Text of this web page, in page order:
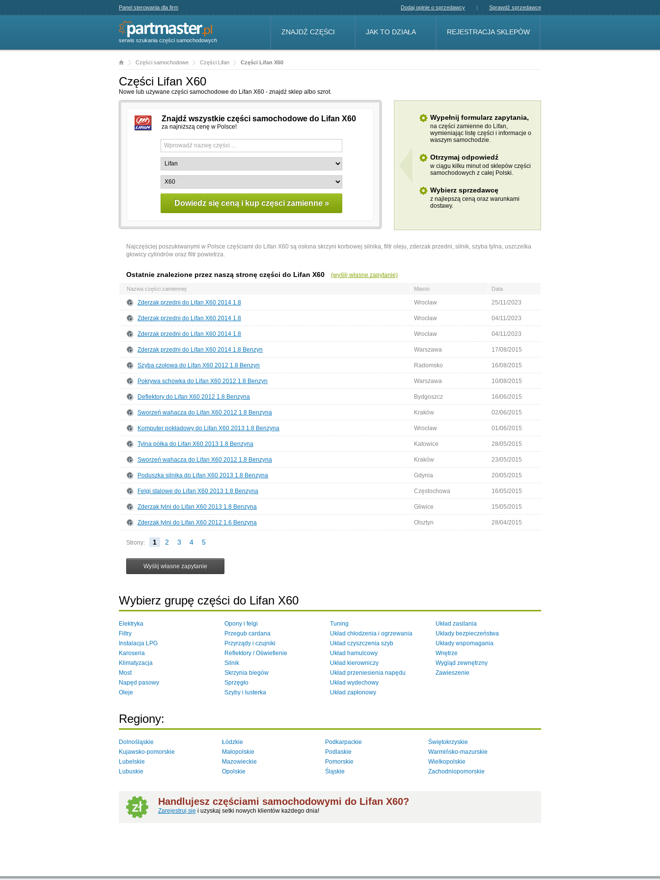
Panel sterowania dla firm Dodaj opinie o sprzedawcy Sprawdź sprzedawcę
serwis szukania części samochodowych
ZNAJDŹ CZĘŚCI JAK TO DZIAŁA REJESTRACJA SKLEPÓW
Części samochodowe Części Lifan Części Lifan X60
Części Lifan X60
Nowe lub używane części samochodowe do Lifan X60 - znajdź sklep albo szrot.
Znajdź wszystkie części samochodowe do Lifan X60
za najniższą cenę w Polsce!
Wypełnij formularz zapytania,
na części zamienne do Lifan,
wymieniając listę części i informacje o
waszym samochodzie.
Otrzymaj odpowiedź
w ciągu kilku minut od sklepów części
samochodowych z całej Polski.
Wybierz sprzedawcę
z najlepszą ceną oraz warunkami
dostawy.
Najczęściej poszukiwanymi w Polsce częściami do Lifan X60 są osłona skrzyni korbowej silnika, filtr oleju, zderzak przedni, silnik, szyba tylna, uszczelka
głowicy cylindrów oraz filtr powietrza.
Ostatnie znalezione przez naszą stronę części do Lifan X60 (wyślij własne zapytanie)
Nazwa części zamiennej Miasto Data
Zderzak przedni do Lifan X60 2014 1.8 Wrocław 25/11/2023
Zderzak przedni do Lifan X60 2014 1.8 Wrocław 04/11/2023
Zderzak przedni do Lifan X60 2014 1.8 Wrocław 04/11/2023
Zderzak przedni do Lifan X60 2014 1.8 Benzyn Warszawa 17/08/2015
Szyba czołowa do Lifan X60 2012 1.8 Benzyn Radomsko 16/08/2015
Pokrywa schowka do Lifan X60 2012 1.8 Benzyn Warszawa 10/08/2015
Deflektory do Lifan X60 2012 1.8 Benzyna Bydgoszcz 16/06/2015
Sworzeń wahacza do Lifan X60 2012 1.8 Benzyna Kraków 02/06/2015
Komputer pokładowy do Lifan X60 2013 1.8 Benzyna Wrocław 01/06/2015
Tylna półka do Lifan X60 2013 1.8 Benzyna Katowice 28/05/2015
Sworzeń wahacza do Lifan X60 2012 1.8 Benzyna Kraków 23/05/2015
Poduszka silnika do Lifan X60 2013 1.8 Benzyna Gdynia 20/05/2015
Felgi stalowe do Lifan X60 2013 1.8 Benzyna Częstochowa 16/05/2015
Zderzak tylni do Lifan X60 2013 1.8 Benzyna Gliwice 15/05/2015
Zderzak tylni do Lifan X60 2012 1.6 Benzyna Olsztyn 28/04/2015
Strony: 1 2 3 4 5
Wybierz grupę części do Lifan X60
Elektryka
Filtry
Instalacja LPG
Karoseria
Klimatyzacja
Most
Napęd pasowy
Oleje
Opony i felgi
Przegub cardana
Przyrządy i czujniki
Reflektory / Oświetlenie
Silnik
Skrzynia biegów
Sprzęgło
Szyby i lusterka
Tuning
Układ chłodzenia i ogrzewania
Układ czyszczenia szyb
Układ hamulcowy
Układ kierowniczy
Układ przeniesienia napędu
Układ wydechowy
Układ zapłonowy
Układ zasilania
Układy bezpieczeństwa
Układy wspomagania
Wnętrze
Wygląd zewnętrzny
Zawieszenie
Regiony:
Dolnośląskie
Kujawsko-pomorskie
Lubelskie
Lubuskie
Łódzkie
Małopolskie
Mazowieckie
Opolskie
Podkarpackie
Podlaskie
Pomorskie
Śląskie
Świętokrzyskie
Warmińsko-mazurskie
Wielkopolskie
Zachodniopomorskie
Handlujesz częściami samochodowymi do Lifan X60?
Zarejestruj się i uzyskaj setki nowych klientów każdego dnia!